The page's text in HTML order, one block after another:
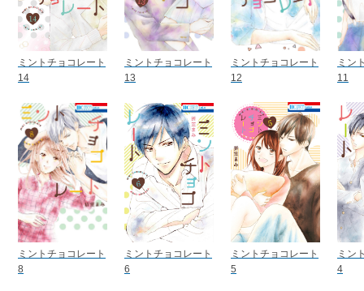
ミントチョコレート
14
ミントチョコレート
13
ミントチョコレート
12
ミン
11
ミントチョコレート
8
ミントチョコレート
6
ミントチョコレート
5
ミン
4